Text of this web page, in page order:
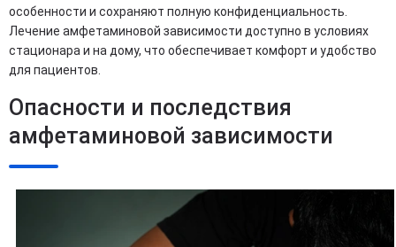
особенности и сохраняют полную конфиденциальность.
Лечение амфетаминовой зависимости доступно в условиях
стационара и на дому, что обеспечивает комфорт и удобство
для пациентов.
Опасности и последствия
амфетаминовой зависимости